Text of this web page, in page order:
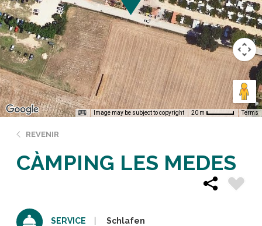
Image may be subject to copyright 20 m Terms
REVENIR
CÀMPING LES MEDES
SERVICE Schlafen